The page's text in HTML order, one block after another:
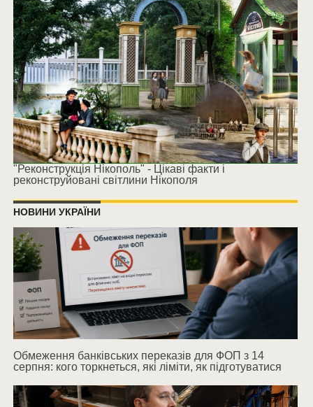
"Реконструкція Нікополь" - Цікаві факти і
реконструйовані світлини Нікополя
НОВИНИ УКРАЇНИ
Обмеження банківських переказів для ФОП з 14
серпня: кого торкнеться, які ліміти, як підготуватися